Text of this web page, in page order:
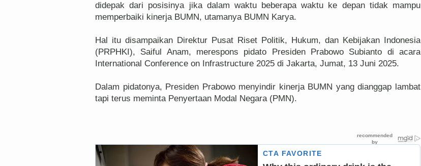
didepak dari posisinya jika dalam waktu beberapa waktu ke depan tidak mampu
memperbaiki kinerja BUMN, utamanya BUMN Karya.
Hal itu disampaikan Direktur Pusat Riset Politik, Hukum, dan Kebijakan Indonesia
(PRPHKI), Saiful Anam, merespons pidato Presiden Prabowo Subianto di acara
International Conference on Infrastructure 2025 di Jakarta, Jumat, 13 Juni 2025.
Dalam pidatonya, Presiden Prabowo menyindir kinerja BUMN yang dianggap lambat
tapi terus meminta Penyertaan Modal Negara (PMN).